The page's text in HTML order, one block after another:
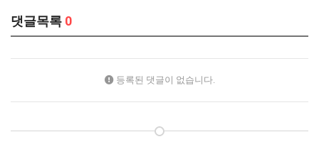
댓글목록 0
등록된 댓글이 없습니다.